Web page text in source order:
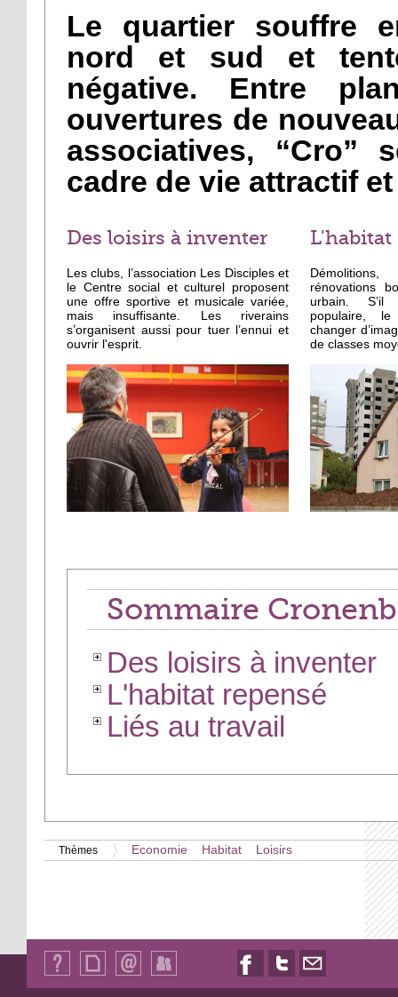
Le quartier souffre
nord et sud et
négative. Entre
ouvertures de
associatives, “Cro”
cadre de vie attractif
Des loisirs à inventer
Les clubs, l’association Les Disciples et
le Centre social et culturel proposent
une offre sportive et musicale variée,
mais insuffisante. Les riverains
s’organisent aussi pour tuer l’ennui et
ouvrir l'esprit.
L'habitat
rénovations
urbain. S’il
populaire,
changer
de classes
Sommaire
Des loisirs à inventer
L'habitat repensé
Liés au travail
Thèmes Economie Habitat Loisirs